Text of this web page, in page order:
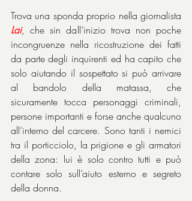
Lai, che sin dall’inizio trova non poche
incongruenze nella ricostruzione dei fatti
da parte degli inquirenti ed ha capito che
solo aiutando il sospettato si può arrivare
al bandolo della matassa, che
sicuramente tocca personaggi criminali,
persone importanti e forse anche qualcuno
all’interno del carcere. Sono tanti i nemici
tra il porticciolo, la prigione e gli armatori
della zona: lui è solo contro tutti e può
contare solo sull’aiuto esterno e segreto
della donna.